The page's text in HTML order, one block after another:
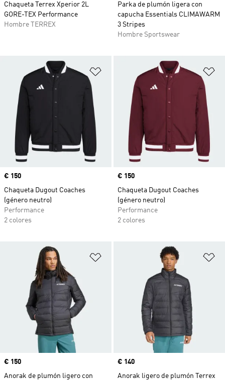
Chaqueta Terrex Xperior 2L
GORE-TEX Performance
Hombre TERREX
Parka de plumón ligera con
capucha Essentials CLIMAWARM
3 Stripes
Hombre Sportswear
Añadir a la lista de deseos
Precio
€ 150
Chaqueta Dugout Coaches
(género neutro)
Performance
2 colores
Precio
€ 150
Chaqueta Dugout Coaches
(género neutro)
Performance
2 colores
Añadir a la lista de deseos
Precio
€ 150
Anorak de plumón ligero con
Precio
€ 140
Anorak ligero de plumón Terrex